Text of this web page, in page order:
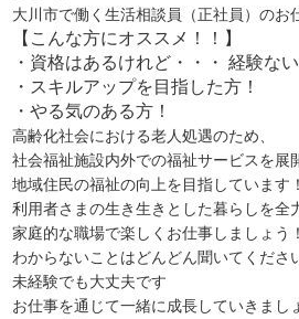
大川市で働く生活相談員（正社員）のお
【こんな方にオススメ！！】
・資格はあるけれど・・・ 経験な
・スキルアップを目指した方！
・やる気のある方！
高齢化社会における老人処遇のため、
社会福祉施設内外での福祉サービスを展
地域住民の福祉の向上を目指しています！
利用者さまの生き生きとした暮らしを全
家庭的な職場で楽しくお仕事しましょう！
わからないことはどんどん聞いてくださ
未経験でも大丈夫です
お仕事を通じて一緒に成長していきまし